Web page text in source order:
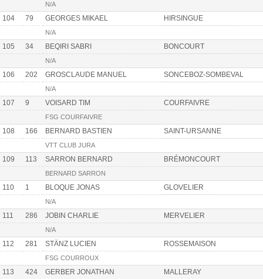
N/A
104 79 GEORGES MIKAEL HIRSINGUE
N/A
105 34 BEQIRI SABRI BONCOURT
N/A
106 202 GROSCLAUDE MANUEL SONCEBOZ-SOMBEVAL
N/A
107 9 VOISARD TIM COURFAIVRE
FSG COURFAIVRE
108 166 BERNARD BASTIEN SAINT-URSANNE
VTT CLUB JURA
109 113 SARRON BERNARD BRÉMONCOURT
BERNARD SARRON
110 1 BLOQUE JONAS GLOVELIER
N/A
111 286 JOBIN CHARLIE MERVELIER
N/A
112 281 STÄNZ LUCIEN ROSSEMAISON
FSG COURROUX
113 424 GERBER JONATHAN MALLERAY